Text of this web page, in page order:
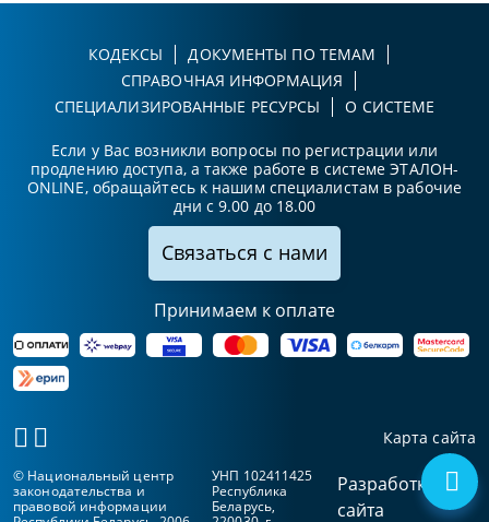
КОДЕКСЫ
ДОКУМЕНТЫ ПО ТЕМАМ
СПРАВОЧНАЯ ИНФОРМАЦИЯ
СПЕЦИАЛИЗИРОВАННЫЕ РЕСУРСЫ
О СИСТЕМЕ
Если у Вас возникли вопросы по регистрации или
продлению доступа, а также работе в системе ЭТАЛОН-
ONLINE, обращайтесь к нашим специалистам в рабочие
дни с 9.00 до 18.00
Связаться с нами
Принимаем к оплате
Карта сайта
© Национальный центр
законодательства и
правовой информации
УНП 102411425
Республика
Беларусь,
Разработка
сайта